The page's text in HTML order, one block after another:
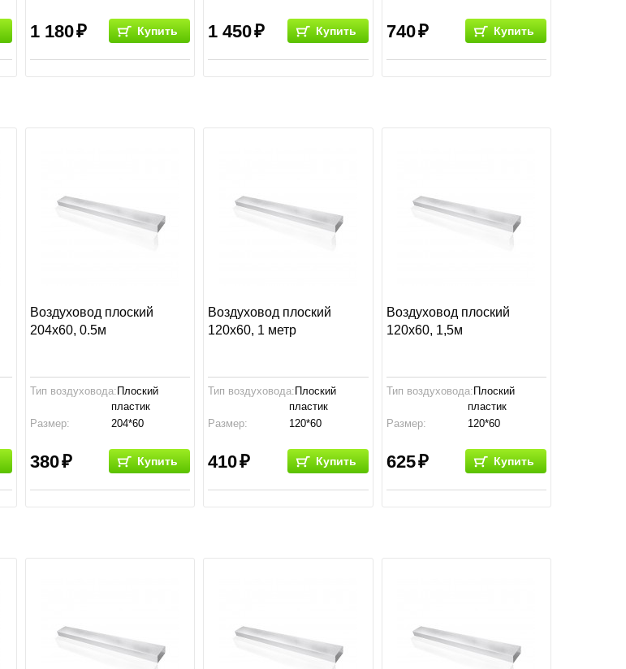
1 180 Купить 1 450 Купить 740 Купить
Воздуховод плоский
204х60, 0.5м
Тип воздуховода: Плоский
пластик
Размер:
204*60
380 Купить
Воздуховод плоский
120х60, 1 метр
Тип воздуховода: Плоский
пластик
Размер:
120*60
410 Купить
Воздуховод плоский
120х60, 1,5м
Тип воздуховода: Плоский
пластик
Размер:
120*60
625 Купить